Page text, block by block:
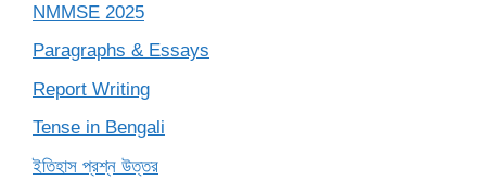
NMMSE 2025
Paragraphs & Essays
Report Writing
Tense in Bengali
ইতিহাস প্রশ্ন উত্তর